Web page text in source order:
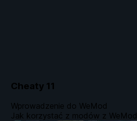
Cheaty 11
Wprowadzenie do WeMod
Jak korzystać z modów z WeMod